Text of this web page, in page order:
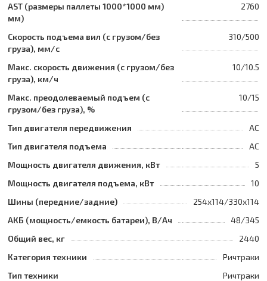
AST (размеры паллеты 1000*1000 мм)
мм)
2760
Скорость подъема вил (с грузом/без
груза), мм/с
310/500
Макс. скорость движения (с грузом/без
груза), км/ч
10/10.5
Макс. преодолеваемый подъем (с
грузом/без груза), %
10/15
Тип двигателя передвижения
AC
Тип двигателя подъема
AC
Мощность двигателя движения, кВт
5
Мощность двигателя подъема, кВт
10
Шины (передние/задние)
254x114/330x114
АКБ (мощность/емкость батареи), В/Ач
48/345
Общий вес, кг
2440
Категория техники
Ричтраки
Тип техники
Ричтраки